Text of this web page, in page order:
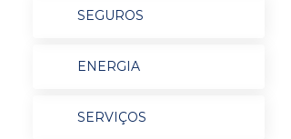
SEGUROS
ENERGIA
SERVIÇOS